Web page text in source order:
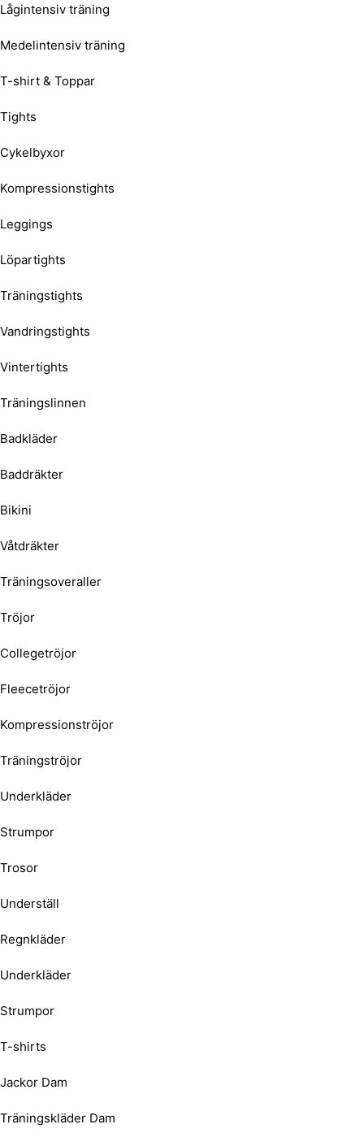
Lågintensiv träning
Medelintensiv träning
T-shirt & Toppar
Tights
Cykelbyxor
Kompressionstights
Leggings
Löpartights
Träningstights
Vandringstights
Vintertights
Träningslinnen
Badkläder
Baddräkter
Bikini
Våtdräkter
Träningsoveraller
Tröjor
Collegetröjor
Fleecetröjor
Kompressionströjor
Träningströjor
Underkläder
Strumpor
Trosor
Underställ
Regnkläder
Underkläder
Strumpor
T-shirts
Jackor Dam
Träningskläder Dam